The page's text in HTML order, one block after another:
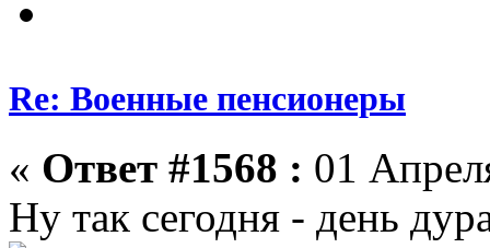
Re: Военные пенсионеры
« Ответ #1568 : 01
Ну так сегодня - день